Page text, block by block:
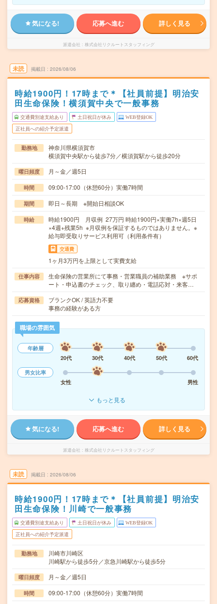
気になる! 応募へ進む 詳しく見る
派遣会社 株式会社リクルートスタッフィング
未読 掲載日 2026/08/06
時給1900円！17時まで＊【社員前提】明治安
田生命保険！横須賀中央で一般事務
交通費別途支給あり 土日祝日が休み WEB登録OK
正社員への紹介予定派遣
勤務地
神奈川県横須賀市
横須賀中央駅から徒歩7分／横須賀駅から徒歩20分
曜日頻度 月～金／週5日
時間 09:00-17:00（休憩60分）実働7時間
期間 即日～長期 ※開始日相談OK
時給
時給1900円 月収例 27万円 時給1900円×実働7h×週5日
×4週+残業5h ※月収例を保証するものではありません。※
給与即受取りサービス利用可（利用条件有）
交通費
1ヶ月3万円を上限として実費支給
仕事内容
生命保険の営業所にて事務・営業職員の補助業務 ※サポ
ート・申込書のチェック、取り纏め・電話応対・来客…
応募資格
ブランクOK / 英語力不要
事務の経験がある方
職場の雰囲気
年齢層
20代
30代 40代 50代
60代
男女比率
女性
男性
もっと見る
気になる! 応募へ進む 詳しく見る
派遣会社 株式会社リクルートスタッフィング
未読 掲載日 2026/08/06
時給1900円！17時まで＊【社員前提】明治安
田生命保険！川崎で一般事務
交通費別途支給あり 土日祝日が休み WEB登録OK
正社員への紹介予定派遣
勤務地
川崎市川崎区
川崎駅から徒歩5分／京急川崎駅から徒歩5分
曜日頻度 月～金／週5日
時間 09:00-17:00（休憩60分）実働7時間